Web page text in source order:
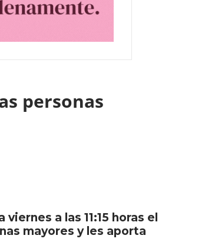
personas
a las 11:15 horas el
mayores y les aporta